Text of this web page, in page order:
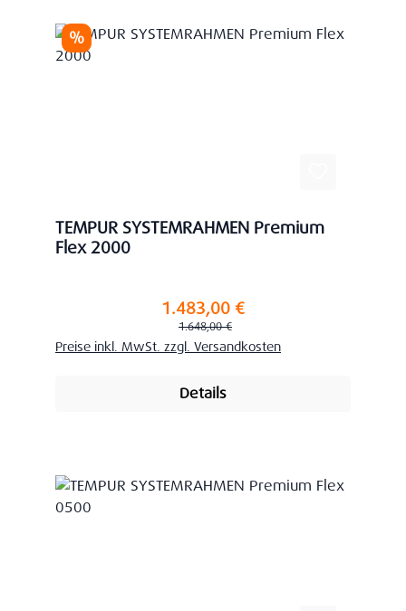
Rabatt
%
TEMPUR SYSTEMRAHMEN Premium
Flex 2000
Verkaufspreis:1.483,00 €
Regulärer Preis:
1.648,00 €
Preise inkl. MwSt. zzgl. Versandkosten
Details